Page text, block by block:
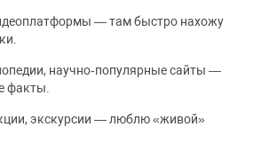
— там быстро нахожу
научно‑популярные сайты —
факты.
экскурсии — люблю «живой»